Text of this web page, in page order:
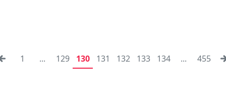
1 ... 129 130 131 132 133 134 ... 455